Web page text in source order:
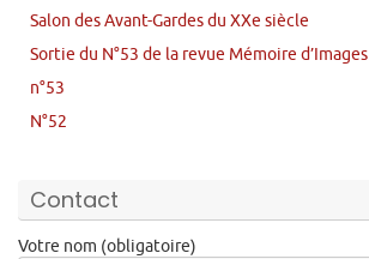
Salon des Avant-Gardes du XXe siècle
Sortie du N°53 de la revue Mémoire d’Images
n°53
N°52
Contact
Votre nom (obligatoire)